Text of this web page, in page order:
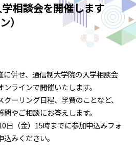
相談会を開催します
）
に併せ、通信制大学院の入学相談会
ラインで開催いたします。
ーリング日程、学費のことなど、
やご相談にお答えします。
日（金）15時までに参加申込みフォ
みください。